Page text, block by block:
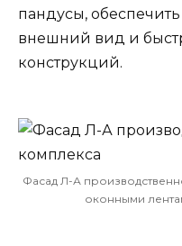
пандусы,
внешний вид и
конструкций.
Фасад Л-А
оконными